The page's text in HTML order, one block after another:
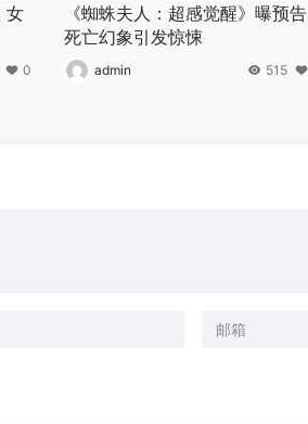
女
0
《蜘蛛夫人：超感觉醒》曝预告
死亡幻象引发惊悚
admin 515